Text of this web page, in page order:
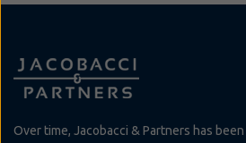
Over time, Jacobacci & Partners has